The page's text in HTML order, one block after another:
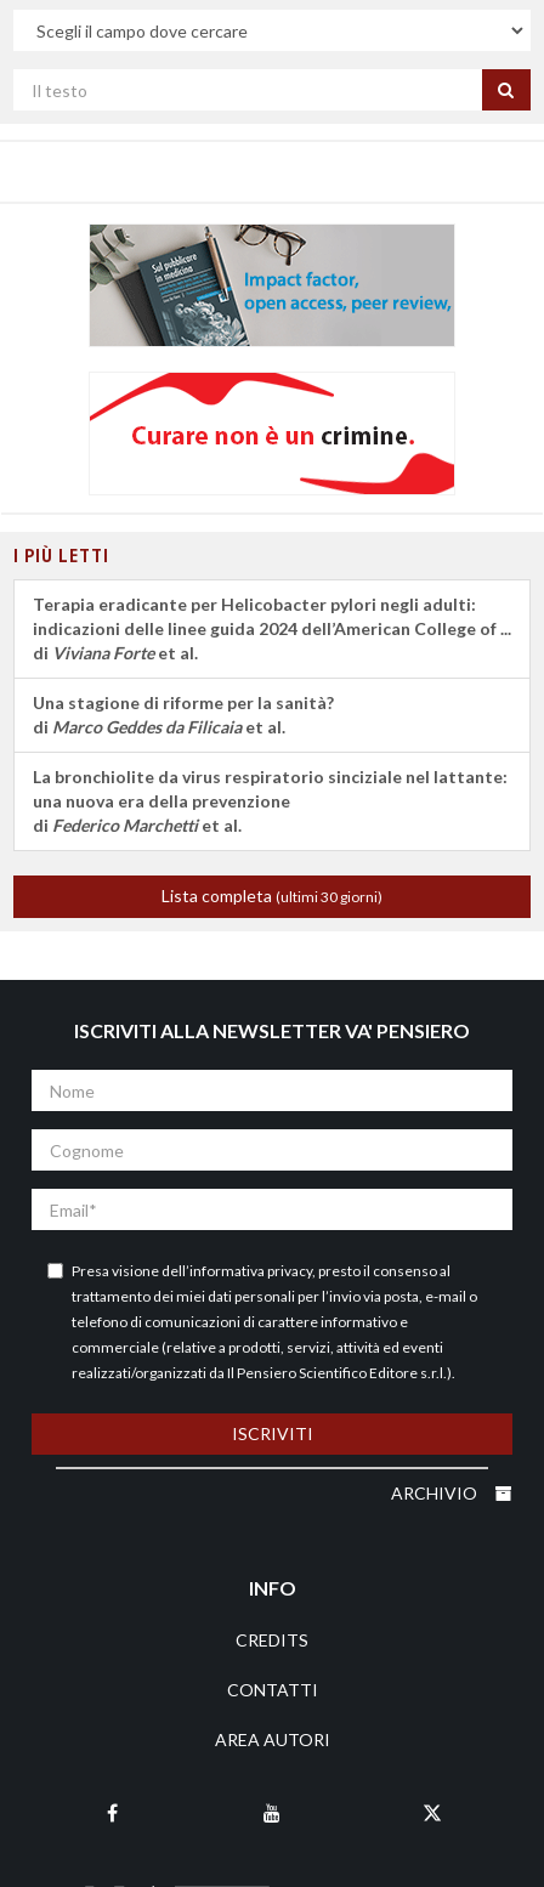
campo
per
I PIÙ LETTI
Terapia eradicante per Helicobacter pylori negli adulti:
indicazioni delle linee guida 2024 dell’American College of ...
di Viviana Forteet al.
Una stagione di riforme per la sanità?
di Marco Geddes da Filicaiaet al.
La bronchiolite da virus respiratorio sinciziale nel lattante:
una nuova era della prevenzione
di Federico Marchettiet al.
Lista completa (ultimi 30 giorni)
ISCRIVITI ALLA NEWSLETTER VA' PENSIERO
Presa visione dell’informativa privacy, presto il consenso al
trattamento dei miei dati personali per l’invio via posta, e-mail o
telefono di comunicazioni di carattere informativo e
commerciale (relative a prodotti, servizi, attività ed eventi
realizzati/organizzati da Il Pensiero Scientifico Editore s.r.l.).
ISCRIVITI
ARCHIVIO
INFO
CREDITS
CONTATTI
AREA AUTORI